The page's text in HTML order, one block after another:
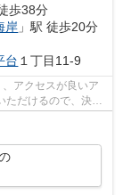
歩38分
岸 」駅 徒歩20分
台 １丁目11-9
アクセスが良いア
ただけるので、決済